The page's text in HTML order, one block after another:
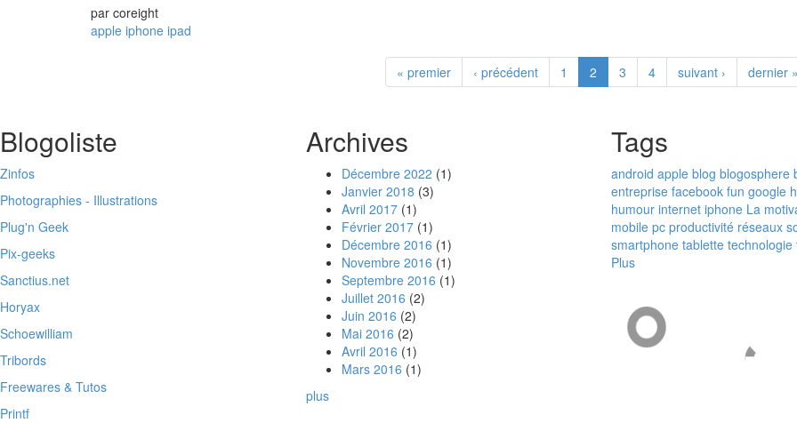
par coreight
apple iphone ipad
« premier ‹ précédent 1 2 3 4 suivant › dernier »
Blogoliste
Zinfos
Photographies - Illustrations
Plug'n Geek
Pix-geeks
Sanctius.net
Horyax
Schoewilliam
Tribords
Freewares & Tutos
Printf
Archives
Décembre 2022 (1)
Janvier 2018 (3)
Avril 2017(1)
Février 2017(1)
Décembre 2016 (1)
Novembre 2016 (1)
Septembre 2016 (1)
Juillet 2016 (2)
Juin 2016 (2)
Mai 2016 (2)
Avril 2016 (1)
Mars 2016 (1)
plus
Tags
android apple blog blogosphere
entreprise facebook fun google
humour internet iphone La
mobile pc productivité réseaux
smartphone tablette technologie
Plus